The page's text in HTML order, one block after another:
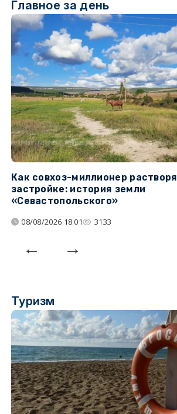
Главное за день
Как совхоз-миллионер
застройке: история земли
«Севастопольского»
08/08/2026 18:01 3133
Туризм